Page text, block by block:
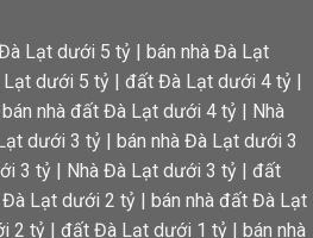
Lạt dưới 5 tỷ | bán nhà Đà Lạt
dưới 5 tỷ | đất Đà Lạt dưới 4 tỷ |
bán nhà đất Đà Lạt dưới 4 tỷ | Nhà
dưới 3 tỷ | bán nhà Đà Lạt dưới 3
3 tỷ | Nhà Đà Lạt dưới 3 tỷ | đất
Đà Lạt dưới 2 tỷ | bán nhà đất Đà Lạt
2 tỷ | đất Đà Lạt dưới 1 tỷ | bán nhà